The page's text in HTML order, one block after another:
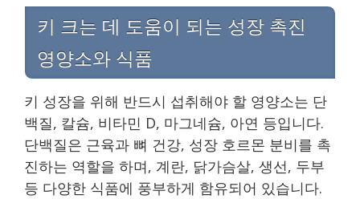
키 크는 데 도움이 되는 성장 촉진
영양소와 식품
키 성장을 위해 반드시 섭취해야 할 영양소는 단
백질, 칼슘, 비타민 D, 마그네슘, 아연 등입니다.
단백질은 근육과 뼈 건강, 성장 호르몬 분비를 촉
진하는 역할을 하며, 계란, 닭가슴살, 생선, 두부
등 다양한 식품에 풍부하게 함유되어 있습니다.